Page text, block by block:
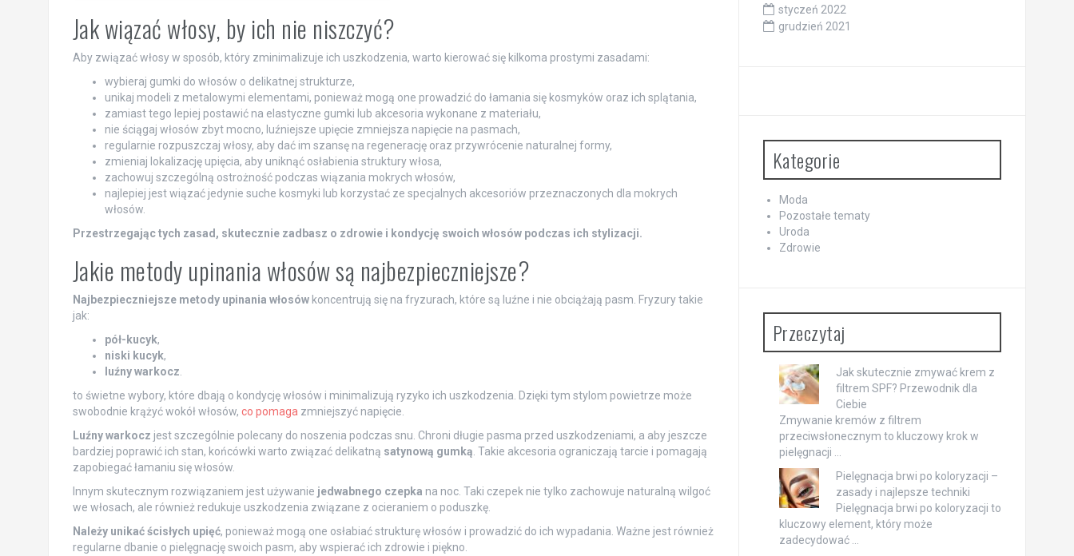
Jak wiązać włosy, by ich nie niszczyć?
Aby związać włosy w sposób, który zminimalizuje ich uszkodzenia, warto kierować się kilkoma prostymi zasadami:
wybieraj gumki do włosów o delikatnej strukturze,
unikaj modeli z metalowymi elementami, ponieważ mogą one prowadzić do łamania się kosmyków oraz ich splątania,
zamiast tego lepiej postawić na elastyczne gumki lub akcesoria wykonane z materiału,
nie ściągaj włosów zbyt mocno, luźniejsze upięcie zmniejsza napięcie na pasmach,
regularnie rozpuszczaj włosy, aby dać im szansę na regenerację oraz przywrócenie naturalnej formy,
zmieniaj lokalizację upięcia, aby uniknąć osłabienia struktury włosa,
zachowuj szczególną ostrożność podczas wiązania mokrych włosów,
najlepiej jest wiązać jedynie suche kosmyki lub korzystać ze specjalnych akcesoriów przeznaczonych dla mokrych
włosów.
Przestrzegając tych zasad, skutecznie zadbasz o zdrowie i kondycję swoich włosów podczas ich stylizacji.
Jakie metody upinania włosów są najbezpieczniejsze?
Najbezpieczniejsze metody upinania włosówkoncentrują się na fryzurach, które są luźne i nie obciążają pasm. Fryzury takie
jak:
pół-kucyk,
niski kucyk,
luźny warkocz
to świetne wybory, które dbają o kondycję włosów i minimalizują ryzyko ich uszkodzenia. Dzięki tym stylom powietrze może
swobodnie krążyć wokół włosów, co pomaga zmniejszyć napięcie.
Luźny warkocz jest szczególnie polecany do noszenia podczas snu. Chroni długie pasma przed uszkodzeniami, a aby jeszcze
bardziej poprawić ich stan, końcówki warto związać delikatną satynową gumką . Takie akcesoria ograniczają tarcie i pomagają
zapobiegać łamaniu się włosów.
Innym skutecznym rozwiązaniem jest używanie jedwabnego czepka na noc. Taki czepek nie tylko zachowuje naturalną wilgoć
we włosach, ale również redukuje uszkodzenia związane z ocieraniem o poduszkę.
Należy unikać ścisłych upięć, ponieważ mogą one osłabiać strukturę włosów i prowadzić do ich wypadania. Ważne jest również
regularne dbanie o pielęgnację swoich pasm, aby wspierać ich zdrowie i piękno.
styczeń 2022
grudzień 2021
Kategorie
Moda
Pozostałe tematy
Uroda
Zdrowie
Przeczytaj
Jak skutecznie zmywać krem z
filtrem SPF? Przewodnik dla
Ciebie
Zmywanie kremów z filtrem
przeciwsłonecznym to kluczowy krok w
pielęgnacji …
Pielęgnacja brwi po koloryzacji –
zasady i najlepsze techniki
Pielęgnacja brwi po koloryzacji to
kluczowy element, który może
zadecydować …